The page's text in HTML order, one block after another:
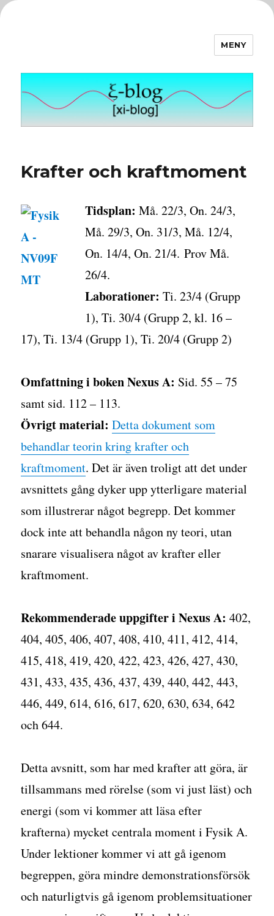
MENY
Krafter och kraftmoment
Tidsplan: Må. 22/3, On. 24/3,
Må. 29/3, On. 31/3, Må. 12/4,
On. 14/4, On. 21/4. Prov Må.
26/4.
Laborationer: Ti. 23/4 (Grupp
1), Ti. 30/4 (Grupp 2, kl. 16 –
17), Ti. 13/4 (Grupp 1), Ti. 20/4 (Grupp 2)
Omfattning i boken Nexus A: Sid. 55 – 75
samt sid. 112 – 113.
Övrigt material: Detta dokument som
behandlar teorin kring krafter och
kraftmoment. Det är även troligt att det under
avsnittets gång dyker upp ytterligare material
som illustrerar något begrepp. Det kommer
dock inte att behandla någon ny teori, utan
snarare visualisera något av krafter eller
kraftmoment.
Rekommenderade uppgifter i Nexus A: 402,
404, 405, 406, 407, 408, 410, 411, 412, 414,
415, 418, 419, 420, 422, 423, 426, 427, 430,
431, 433, 435, 436, 437, 439, 440, 442, 443,
446, 449, 614, 616, 617, 620, 630, 634, 642
och 644.
Detta avsnitt, som har med krafter att göra, är
tillsammans med rörelse (som vi just läst) och
energi (som vi kommer att läsa efter
krafterna) mycket centrala moment i Fysik A.
Under lektioner kommer vi att gå igenom
begreppen, göra mindre demonstrationsförsök
och naturligtvis gå igenom problemsituationer